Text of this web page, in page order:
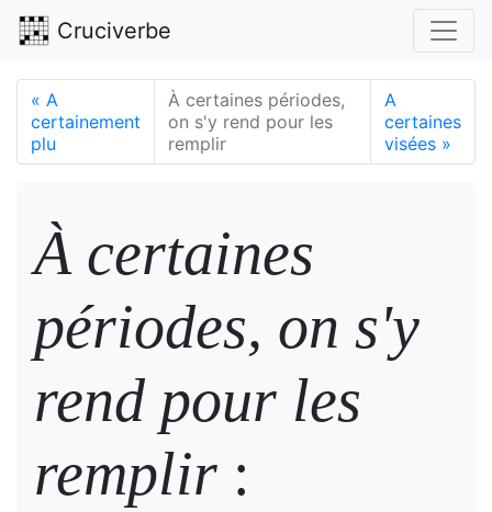
Cruciverbe
« A
certainement
plu
À certaines périodes,
on s'y rend pour les
remplir
A
certaines
visées »
À certaines
périodes, on s'y
rend pour les
remplir :